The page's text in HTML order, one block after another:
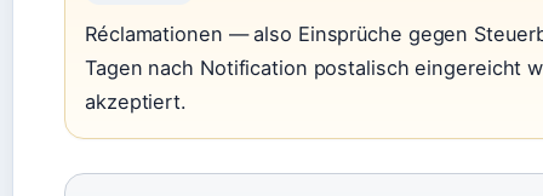
Réclamationen — also Einsprüche gegen
Tagen nach Notification postalisch eingereicht
akzeptiert.